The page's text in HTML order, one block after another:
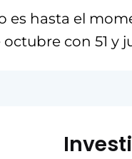
es hasta el
con 51 y